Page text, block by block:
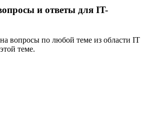
и ответы для IT-
вопросы по любой теме из области IT
теме.